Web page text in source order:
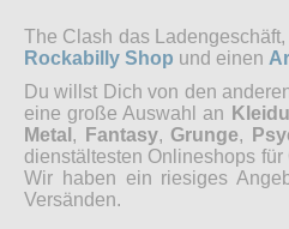
The Clash das
Rockabilly Shop und einen
Du willst Dich von den
eine große Auswahl an
Metal , Fantasy, Grunge,
dienstältesten Onlineshops
Wir haben ein riesiges
Versänden.